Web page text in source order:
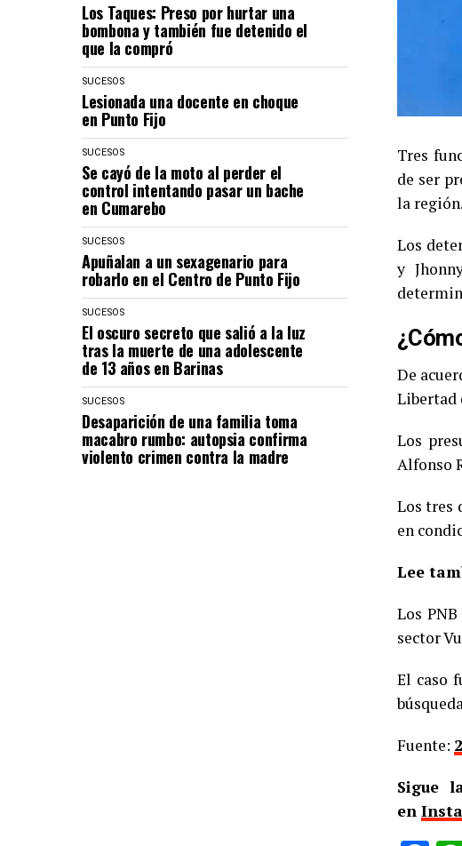
Los Taques: Preso por hurtar una
bombona y también fue detenido el
que la compró
SUCESOS
Lesionada una docente en choque
en Punto Fijo
SUCESOS
Se cayó de la moto al perder el
control intentando pasar un bache
en Cumarebo
SUCESOS
Apuñalan a un sexagenario para
robarlo en el Centro de Punto Fijo
SUCESOS
El oscuro secreto que salió a la luz
tras la muerte de una adolescente
de 13 años en Barinas
SUCESOS
Desaparición de una familia toma
macabro rumbo: autopsia confirma
violento crimen contra la madre
Tres
de ser
la región.
Los
y
De
Libertad
Los
Alfonso
Los tres
en
Lee
Los
sector
El caso
Fuente:
Sigue
en